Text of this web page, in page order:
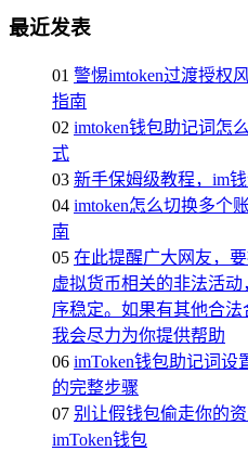
最近发表
01 警惕imtoken过渡授权
指南
02 imtoken钱包助记词怎
式
03 新手保姆级教程，im
04 imtoken怎么切换多个
南
05 在此提醒广大网友，
虚拟货币相关的非法活
序稳定。如果有其他合法
我会尽力为你提供帮助
06 imToken钱包助记词
的完整步骤
07 别让假钱包偷走你的
imToken钱包